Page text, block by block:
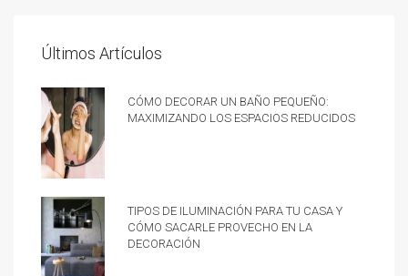
Últimos Artículos
Cómo decorar un baño pequeño:
Maximizando los espacios reducidos
Tipos de iluminación para tu casa y
cómo sacarle provecho en la
decoración